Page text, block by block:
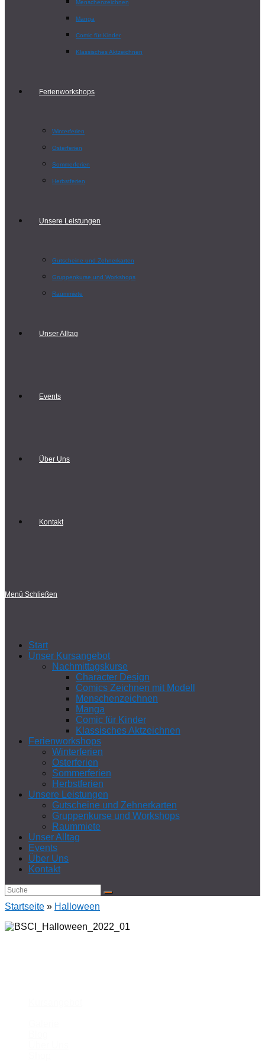
Menschenzeichnen
Manga
Comic für Kinder
Klassisches Aktzeichnen
Ferienworkshops
Winterferien
Osterferien
Sommerferien
Herbstferien
Unsere Leistungen
Gutscheine und Zehnerkarten
Gruppenkurse und Workshops
Raummiete
Unser Alltag
Events
Über Uns
Kontakt
Menü Schließen
Start
Unser Kursangebot
Nachmittagskurse
Character Design
Comics Zeichnen mit Modell
Menschenzeichnen
Manga
Comic für Kinder
Klassisches Aktzeichnen
Ferienworkshops
Winterferien
Osterferien
Sommerferien
Herbstferien
Unsere Leistungen
Gutscheine und Zehnerkarten
Gruppenkurse und Workshops
Raummiete
Unser Alltag
Events
Über Uns
Kontakt
Startseite » Halloween